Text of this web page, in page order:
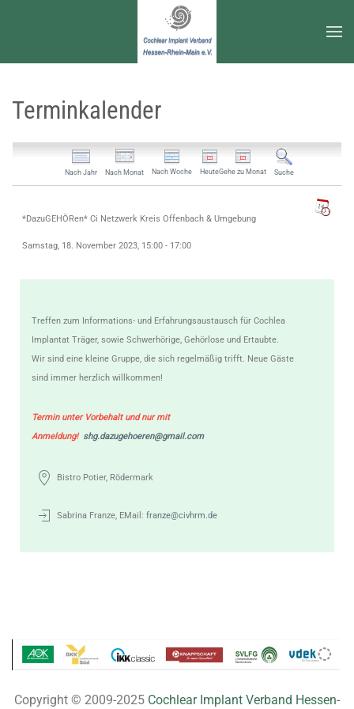
Zum Hauptinhalt springen
Terminkalender
Nach Jahr Nach Monat Nach Woche HeuteGehe zu Monat Suche
*DazuGEHÖRen* Ci Netzwerk Kreis Offenbach & Umgebung
Samstag, 18. November 2023, 15:00 - 17:00
Treffen zum Informations- und Erfahrungsaustausch für Cochlea
Implantat Träger, sowie Schwerhörige, Gehörlose und Ertaubte.
Wir sind eine kleine Gruppe, die sich regelmäßig trifft. Neue Gäste
sind immer herzlich willkommen!
Termin unter Vorbehalt und nur mit
Anmeldung! shg.dazugehoeren@gmail.com
Bistro Potier, Rödermark
Sabrina Franze, EMail: franze@civhrm.de
Copyright © 2009-2025 Cochlear Implant Verband Hessen-